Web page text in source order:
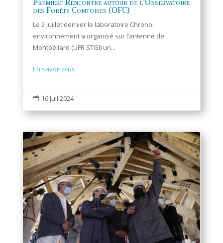
des Forêts Comtoises (OFC)
Le 2 juillet dernier le laboratoire Chrono-
environnement a organisé sur l’antenne de
Montbéliard (UFR STGI) un...
En savoir plus
 16 Juil 2024